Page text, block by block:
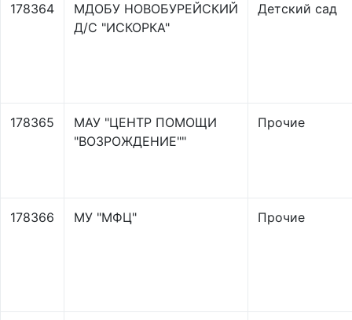
178364
МДОБУ НОВОБУРЕЙСКИЙ
Д/С "ИСКОРКА"
Детский сад
178365
МАУ "ЦЕНТР ПОМОЩИ
"ВОЗРОЖДЕНИЕ""
Прочие
178366 МУ "МФЦ" Прочие